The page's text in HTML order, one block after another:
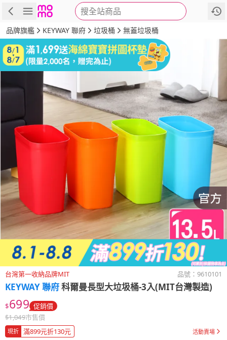
搜全站商品
商品 評價 詳情
品牌旗艦 KEYWAY 聯府 垃圾桶 無蓋垃圾桶
台灣第一收納品牌MIT 品號： 9610101
KEYWAY 聯府科爾曼長型大垃圾桶-3入(MIT台灣製造)
$699 促銷價
$1,049市售價
現折 滿899元折130元 活動賣場